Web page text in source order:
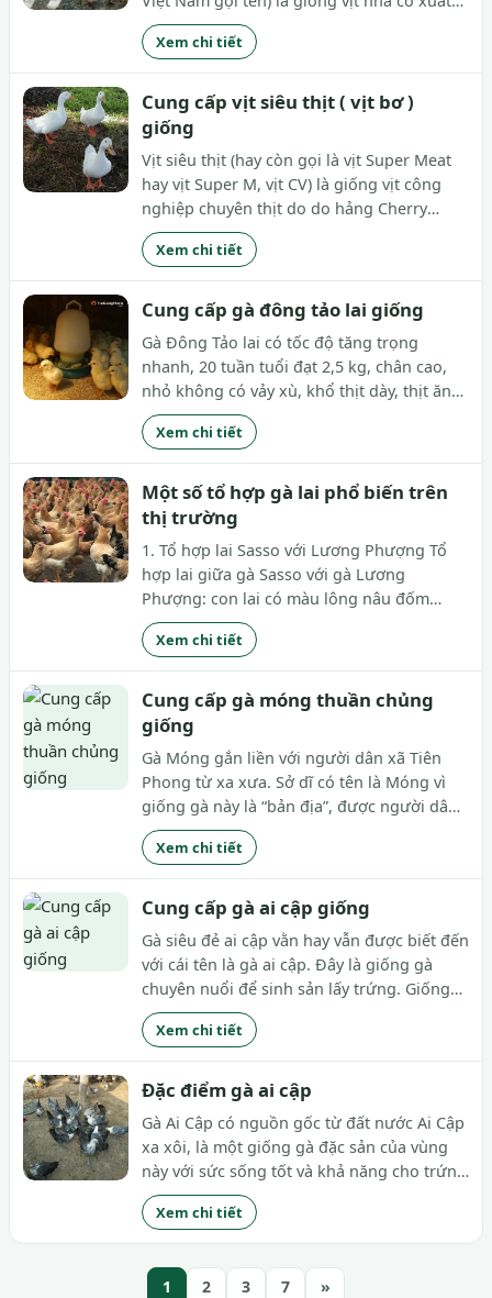
xứ từ Trung Quốc, được nhập vào Việt Nam
theo con đường tiểu ngạch. Chúng là
giống vịt được nuôi rộng rãi tại nhiều địa...
Xem chi tiết
Cung cấp vịt siêu thịt ( vịt bơ )
giống
Vịt siêu thịt (hay còn gọi là vịt Super Meat
hay vịt Super M, vịt CV) là giống vịt công
nghiệp chuyên thịt do do hảng Cherry
Valley của nước Anh tạo ra từ năm 1976 và
được mang về Việt Nam vào cuối những
năm 1990. Đây là giống vịt có năng suất
thuộc...
Xem chi tiết
Cung cấp gà đông tảo lai giống
Gà Đông Tảo lai có tốc độ tăng trọng
nhanh, 20 tuần tuổi đạt 2,5 kg, chân cao,
nhỏ không có vảy xù, khổ thịt dày, thịt ăn
ngon không kém gà đông tảo thuần.
Xem chi tiết
Một số tổ hợp gà lai phổ biến trên
thị trường
1. Tổ hợp lai Sasso với Lương Phượng Tổ
hợp lai giữa gà Sasso với gà Lương
Phượng: con lai có màu lông nâu đốm
hoặc vàng đốm, da vàng; có khả năng sinh
trưởng nhanh, thời gian nuôi ngắn (70
ngày); thích hợp với chăn nuôi tập trung
quy mô lớn. Tỷ lệ...
Xem chi tiết
Cung cấp gà móng thuần chủng
giống
Gà Móng gắn liền với người dân xã Tiên
Phong từ xa xưa. Sở dĩ có tên là Móng vì
giống gà này là “bản địa”, được người dân
nơi đây phát hiện và nhân giống từ thôn
Móng (nay là xã Tiên Phong). Cũng nhờ đó,
gà Móng được gìn giữ và bảo tồn gen quý
và...
Xem chi tiết
Cung cấp gà ai cập giống
Gà siêu đẻ ai cập vằn hay vẫn được biết đến
với cái tên là gà ai cập. Đây là giống gà
chuyên nuổi để sinh sản lấy trứng. Giống
gà này có đặc điểm là đẻ không cần ấp như
các loại gà khác. Chính vì thế sản lượng
trứng hàng năm rất cao, đây là giống gà...
Xem chi tiết
Đặc điểm gà ai cập
Gà Ai Cập có nguồn gốc từ đất nước Ai Cập
xa xôi, là một giống gà đặc sản của vùng
này với sức sống tốt và khả năng cho trứng
năng suất cao. Gà Ai Cập không quá to,
dáng hình trung bình, chân cao và rất
nhanh nhẹn. Lông của gà Ai Cập dễ phân
biệt...
Xem chi tiết
1 2 3 7 »